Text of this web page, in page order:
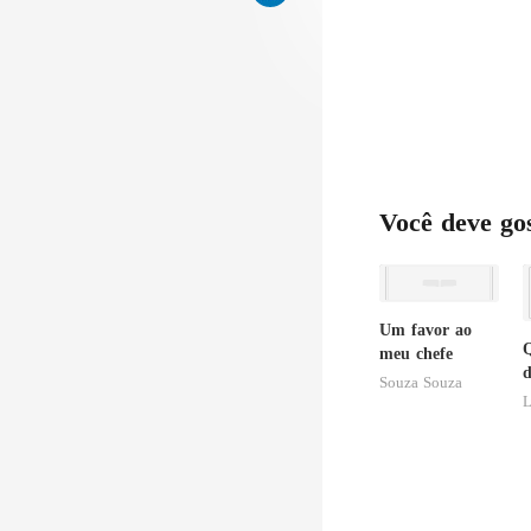
Você deve
Um favor ao
meu chefe
Souza Souza